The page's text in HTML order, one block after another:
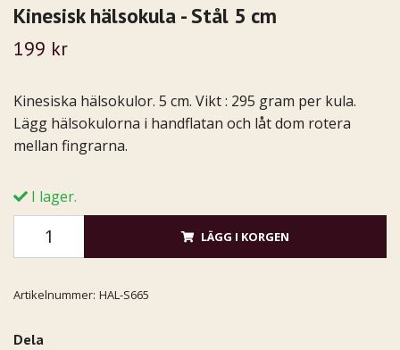
Kinesisk hälsokula - Stål 5 cm
199 kr
Kinesiska hälsokulor. 5 cm. Vikt : 295 gram per kula.
Lägg hälsokulorna i handflatan och låt dom rotera
mellan fingrarna.
I lager.
LÄGG I KORGEN
Artikelnummer: HAL-S665
Dela